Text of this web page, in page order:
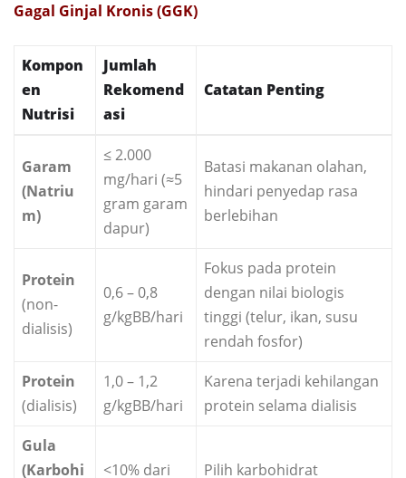
Gagal Ginjal Kronis (GGK)
Kompon
en
Nutrisi
Jumlah
Rekomend
asi
Catatan Penting
Garam
(Natriu
m)
≤ 2.000
mg/hari (≈5
gram garam
dapur)
Batasi makanan olahan,
hindari penyedap rasa
berlebihan
Protein
(non-
dialisis)
0,6 – 0,8
g/kgBB/hari
Fokus pada protein
dengan nilai biologis
tinggi (telur, ikan, susu
rendah fosfor)
Protein
(dialisis)
1,0 – 1,2
g/kgBB/hari
Karena terjadi kehilangan
protein selama dialisis
Gula
(Karbohi
<10% dari
Pilih karbohidrat